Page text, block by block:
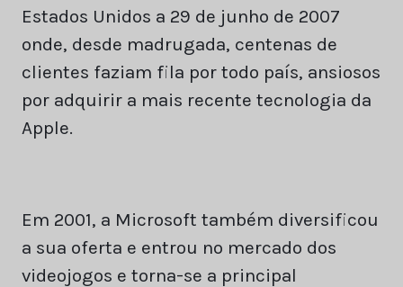
Estados Unidos a 29 de junho de 2007
onde, desde madrugada, centenas de
clientes faziam fila por todo país, ansiosos
por adquirir a mais recente tecnologia da
Apple.
Em 2001, a Microsoft também diversificou
a sua oferta e entrou no mercado dos
videojogos e torna-se a principal